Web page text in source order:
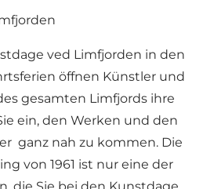
ved Limfjorden in den
öffnen Künstler und
gesamten Limfjords ihre
ein, den Werken und den
ganz nah zu kommen. Die
von 1961 ist nur eine der
die Sie bei den Kunstdage